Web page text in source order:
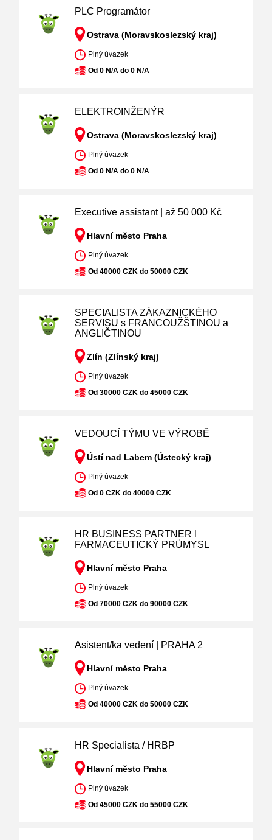
PLC Programátor
Ostrava (Moravskoslezský kraj)
Plný úvazek
Od 0 N/A do 0 N/A
ELEKTROINŽENÝR
Ostrava (Moravskoslezský kraj)
Plný úvazek
Od 0 N/A do 0 N/A
Executive assistant | až 50 000 Kč
Hlavní město Praha
Plný úvazek
Od 40000 CZK do 50000 CZK
SPECIALISTA ZÁKAZNICKÉHO
SERVISU s FRANCOUŽŠTINOU a
ANGLIČTINOU
Zlín (Zlínský kraj)
Plný úvazek
Od 30000 CZK do 45000 CZK
VEDOUCÍ TÝMU VE VÝROBĚ
Ústí nad Labem (Ústecký kraj)
Plný úvazek
Od 0 CZK do 40000 CZK
HR BUSINESS PARTNER l
FARMACEUTICKÝ PRŮMYSL
Hlavní město Praha
Plný úvazek
Od 70000 CZK do 90000 CZK
Asistent/ka vedení | PRAHA 2
Hlavní město Praha
Plný úvazek
Od 40000 CZK do 50000 CZK
HR Specialista / HRBP
Hlavní město Praha
Plný úvazek
Od 45000 CZK do 55000 CZK